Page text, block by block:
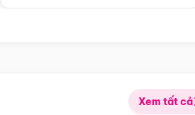
Xem tất cả
Điểm nổi bật